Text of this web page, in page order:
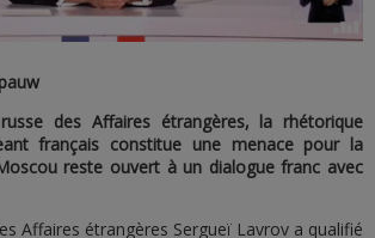
des Affaires étrangères, la rhétorique
français constitue une menace pour la
reste ouvert à un dialogue franc avec
Affaires étrangères Sergueï Lavrov a qualifié